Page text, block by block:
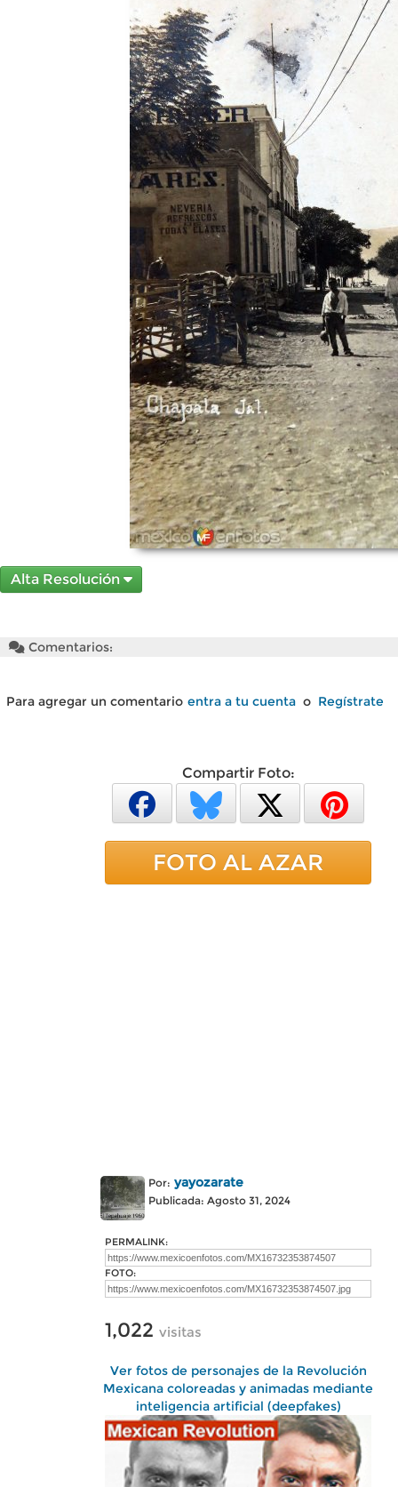
Alta Resolución
Comentarios:
Para agregar un comentario entra a tu cuenta o Regístrate
Compartir Foto:
FOTO AL AZAR
Por: yayozarate
Publicada: Agosto 31, 2024
PERMALINK:
FOTO:
1,022 visitas
Ver fotos de personajes de la Revolución
Mexicana coloreadas y animadas mediante
inteligencia artificial (deepfakes)